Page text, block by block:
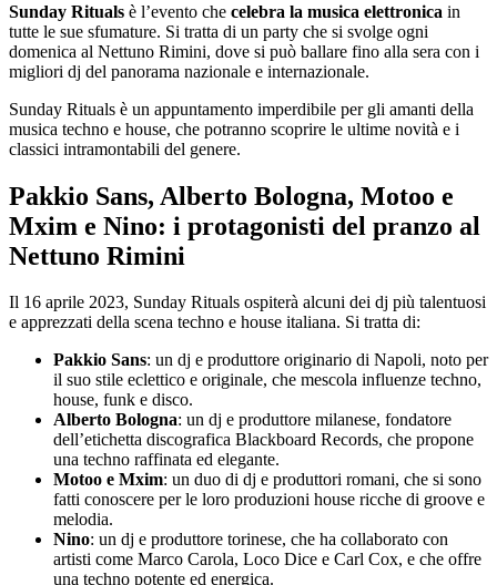
Sunday Rituals è l’evento che celebra la musica elettronica in
tutte le sue sfumature. Si tratta di un party che si svolge ogni
domenica al Nettuno Rimini, dove si può ballare fino alla sera con i
migliori dj del panorama nazionale e internazionale.
Sunday Rituals è un appuntamento imperdibile per gli amanti della
musica techno e house, che potranno scoprire le ultime novità e i
classici intramontabili del genere.
Pakkio Sans, Alberto Bologna, Motoo e
Mxim e Nino: i protagonisti del pranzo al
Nettuno Rimini
Il 16 aprile 2023, Sunday Rituals ospiterà alcuni dei dj più talentuosi
e apprezzati della scena techno e house italiana. Si tratta di:
Pakkio Sans: un dj e produttore originario di Napoli, noto per
il suo stile eclettico e originale, che mescola influenze techno,
house, funk e disco.
Alberto Bologna: un dj e produttore milanese, fondatore
dell’etichetta discografica Blackboard Records, che propone
una techno raffinata ed elegante.
Motoo e Mxim: un duo di dj e produttori romani, che si sono
fatti conoscere per le loro produzioni house ricche di groove e
melodia.
Nino: un dj e produttore torinese, che ha collaborato con
artisti come Marco Carola, Loco Dice e Carl Cox, e che offre
una techno potente ed energica.